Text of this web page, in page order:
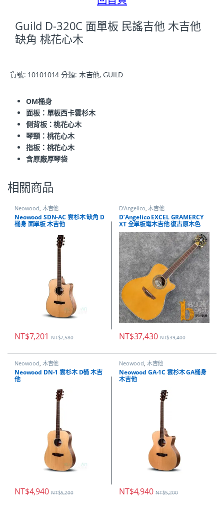
Guild D-320C 面單板 民謠吉他 木吉他
缺角 桃花心木
貨號: 10101014 分類: 木吉他, GUILD
OM桶身
面板： 單板西卡雲杉木
側背板：桃花心木
琴頸： 桃花心木
指板： 桃花心木
含原廠厚琴袋
相關商品
Neowood, 木吉他
Neowood SDN-AC 雲杉木 缺角 D
桶身 面單板 木吉他
NT$7,201 NT$7,580
D'Angelico,木吉他
D’Angelico EXCEL GRAMERCY
XT 全單板電木吉他 復古原木色
NT$37,430 NT$39,400
Neowood 木吉他
Neowood DN-1 雲杉木 D桶 木吉
他
NT$4,940 NT$5,200
Neowood 木吉他
Neowood GA-1C 雲杉木 GA桶身
木吉他
NT$4,940 NT$5,200